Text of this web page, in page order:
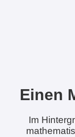
Einen
Im